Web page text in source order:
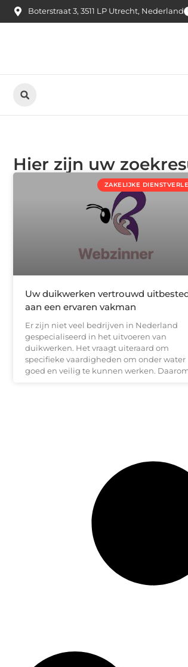
Boterstraat 3, 3511 LP Utrecht, Nederland
Hier zijn uw
ZAKELIJKE
Uw duikwerken vertrouwd
aan een ervaren vakman
Er zijn niet veel bedrijven in Nederland
gespecialiseerd in het uitvoeren van
duikwerken. Het vraagt uiteraard om
specifieke vaardigheden om onder water
goed en veilig te kunnen werken.